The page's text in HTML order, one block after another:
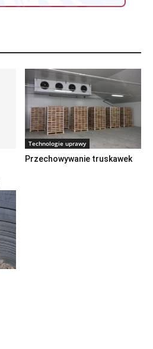
Technologie uprawy
Przechowywanie truskawek